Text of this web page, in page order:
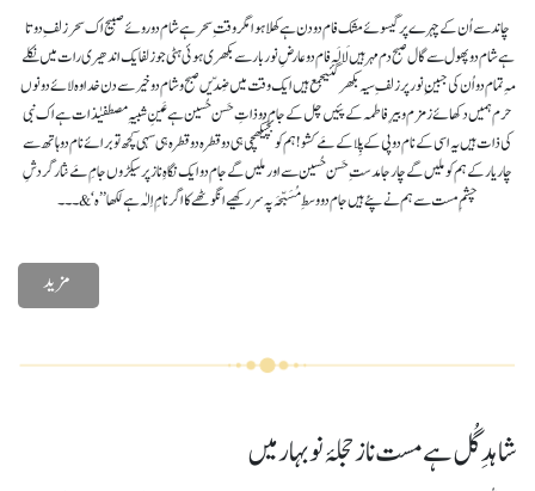
چاند سے اُن کے چہرے پر گیسوئے مشک فام دودن ہے کھلا ہوا مگر وقتِ سحر ہے شام دو روئے صبیح اک سحر زلفِ دوتا
ہے شام دوپھول سے گال صبح دم مہر ہیں لَالَہ فام دو عارضِ نور بار سے بکھری ہوئی ہٹی جو زلفایک اندھیری رات میں نکلے
مہِ تمام دو اُن کی جبینِ نور پر زلفِ سیہ بکھر گئیجمع ہیں ایک وقت میں ضِدّیں صبح و شام دو خیر سے دن خدا وہ لائے دونوں
حرم ہمیں دکھائےزمزم و بیرِ فاطمہ کے پئیں چل کے جام دو ذاتِ حَسن حُسین ہے عَینِ شبیہِ مصطفیٰذات ہے اک نبی
کی ذات ہیں یہ اسی کے نام دو پی کے پِلا کے مَے کشو! ہم کو بچیکُھچی ہی دوقطرہ دو قطرہ ہی سہی کچھ تو برائے نام دو ہاتھ سے
چار یار کے ہم کو ملیں گے چار جامدستِ حَسن حُسین سے اور ملیں گے جام دو ایک نگاہِ ناز پر سیکڑوں جامِ مَے نثارگردشِ
چشمِ مست سے ہم نے پئے ہیں جام دو وسطِ مُسَبِّحَہ پہ سر رکھیے انگوٹھے کا اگرنامِ اِلٰہ ہے لکھا ’’ہ‘&۔۔۔
مزید
شاہدِ گُل ہے مست ناز حجلۂ نو بہار میں